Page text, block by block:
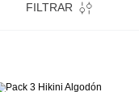
FILTRAR